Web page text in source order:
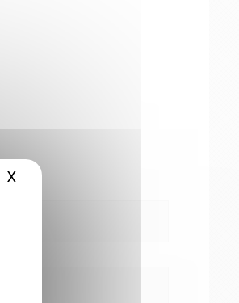
X Masquer le bandeau des cookies